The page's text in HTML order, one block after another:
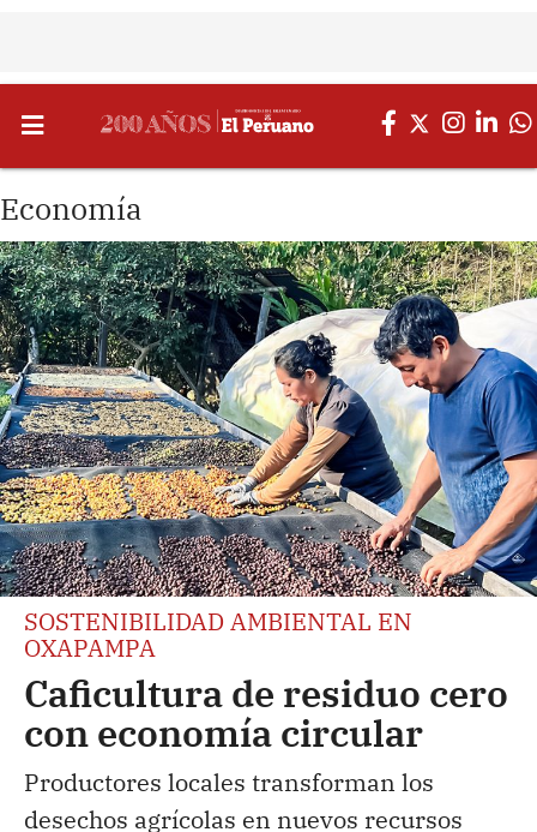
Economía
SOSTENIBILIDAD AMBIENTAL EN
OXAPAMPA
Caficultura de residuo cero
con economía circular
Productores locales transforman los
desechos agrícolas en nuevos recursos